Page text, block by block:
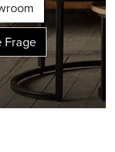
Frage